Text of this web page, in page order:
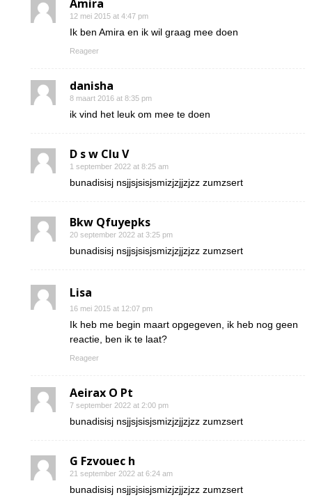
Amira
12 mei 2015 at 4:47 pm
Ik ben Amira en ik wil graag mee doen
Reageer
danisha
8 maart 2016 at 8:35 pm
ik vind het leuk om mee te doen
D s w Clu V
1 september 2022 at 8:25 am
bunadisisj nsjjsjsisjsmizjzjjzjzz zumzsert
Bkw Qfuyepks
20 september 2022 at 3:25 pm
bunadisisj nsjjsjsisjsmizjzjjzjzz zumzsert
Lisa
16 mei 2015 at 12:07 pm
Ik heb me begin maart opgegeven, ik heb nog geen
reactie, ben ik te laat?
Reageer
Aeirax O Pt
7 september 2022 at 2:00 pm
bunadisisj nsjjsjsisjsmizjzjjzjzz zumzsert
G Fzvouec h
21 september 2022 at 6:24 am
bunadisisj nsjjsjsisjsmizjzjjzjzz zumzsert